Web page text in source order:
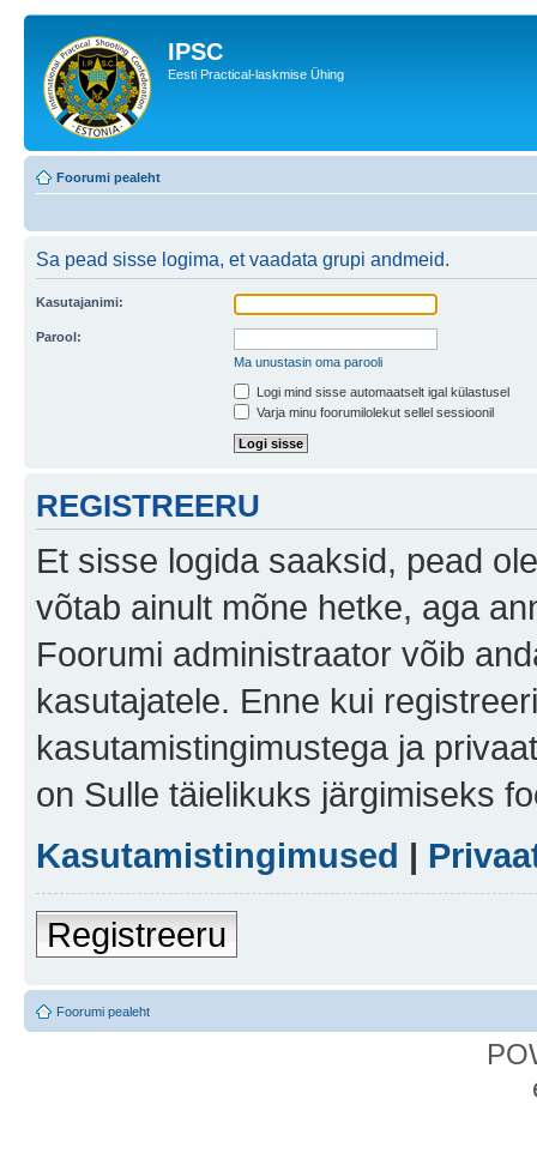
IPSC
Eesti Practical-laskmise Ühing
Foorumi pealeht
Sa pead sisse logima, et vaadata grupi andmeid.
Kasutajanimi:
Parool:
Ma unustasin oma parooli
Logi mind sisse automaatselt igal külastusel
Varja minu foorumilolekut sellel sessioonil
REGISTREERU
Et sisse logida saaksid, pead
võtab ainult mõne hetke, aga
Foorumi administraator võib
kasutajatele. Enne kui
kasutamistingimustega ja
on Sulle täielikuks järgimiseks
Kasutamistingimused |
Registreeru
Foorumi pealeht